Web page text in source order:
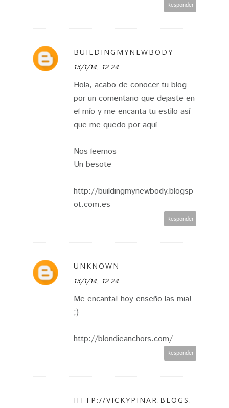
Responder
BUILDINGMYNEWBODY
13/1/14, 12:24
Hola, acabo de conocer tu blog
por un comentario que dejaste en
el mío y me encanta tu estilo así
que me quedo por aquí
Nos leemos
Un besote
http://buildingmynewbody.blogsp
ot.com.es
Responder
UNKNOWN
13/1/14, 12:24
Me encanta! hoy enseño las mia!
;)
http://blondieanchors.com/
Responder
HTTP://VICKYPINAR.BLOGS.